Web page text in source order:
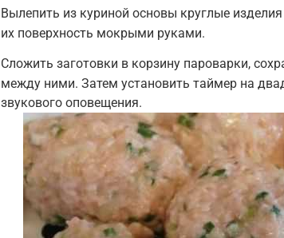
Вылепить из куриной основы круглые
их поверхность мокрыми руками.
Сложить заготовки в корзину пароварки,
между ними. Затем установить таймер на
звукового оповещения.